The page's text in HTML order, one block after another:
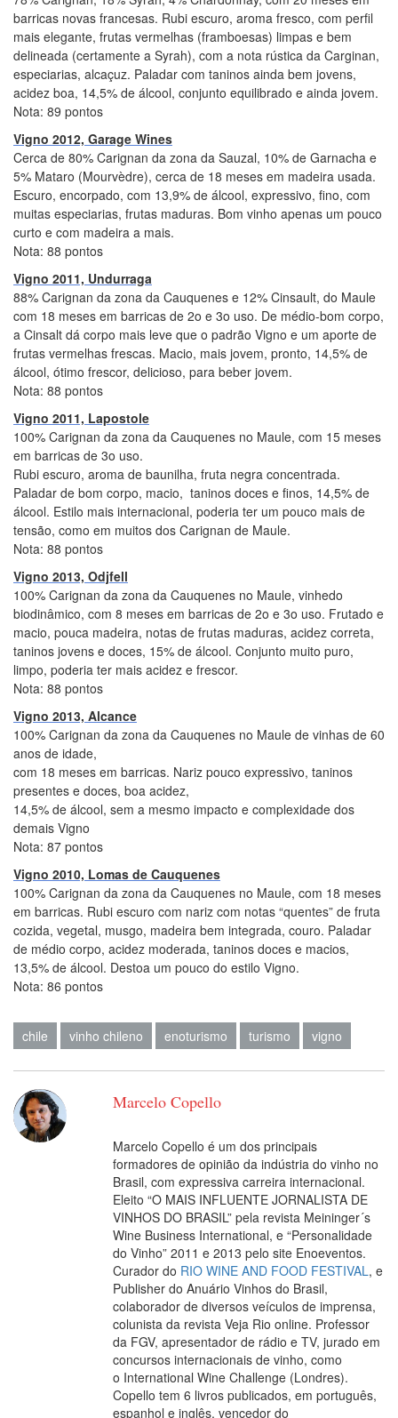
barricas novas francesas. Rubi escuro, aroma fresco, com perfil
mais elegante, frutas vermelhas (framboesas) limpas e bem
delineada (certamente a Syrah), com a nota rústica da Carginan,
especiarias, alcaçuz. Paladar com taninos ainda bem jovens,
acidez boa, 14,5% de álcool, conjunto equilibrado e ainda jovem.
Nota: 89 pontos
Vigno 2012, Garage Wines
Cerca de 80% Carignan da zona da Sauzal, 10% de Garnacha e
5% Mataro (Mourvèdre), cerca de 18 meses em madeira usada.
Escuro, encorpado, com 13,9% de álcool, expressivo, fino, com
muitas especiarias, frutas maduras. Bom vinho apenas um pouco
curto e com madeira a mais.
Nota: 88 pontos
Vigno 2011, Undurraga
88% Carignan da zona da Cauquenes e 12% Cinsault, do Maule
com 18 meses em barricas de 2o e 3o uso. De médio-bom corpo,
a Cinsalt dá corpo mais leve que o padrão Vigno e um aporte de
frutas vermelhas frescas. Macio, mais jovem, pronto, 14,5% de
álcool, ótimo frescor, delicioso, para beber jovem.
Nota: 88 pontos
Vigno 2011, Lapostole
100% Carignan da zona da Cauquenes no Maule, com 15 meses
em barricas de 3o uso.
Rubi escuro, aroma de baunilha, fruta negra concentrada.
Paladar de bom corpo, macio, taninos doces e finos, 14,5% de
álcool. Estilo mais internacional, poderia ter um pouco mais de
tensão, como em muitos dos Carignan de Maule.
Nota: 88 pontos
Vigno 2013, Odjfell
100% Carignan da zona da Cauquenes no Maule, vinhedo
biodinâmico, com 8 meses em barricas de 2o e 3o uso. Frutado e
macio, pouca madeira, notas de frutas maduras, acidez correta,
taninos jovens e doces, 15% de álcool. Conjunto muito puro,
limpo, poderia ter mais acidez e frescor.
Nota: 88 pontos
Vigno 2013, Alcance
100% Carignan da zona da Cauquenes no Maule de vinhas de 60
anos de idade,
com 18 meses em barricas. Nariz pouco expressivo, taninos
presentes e doces, boa acidez,
14,5% de álcool, sem a mesmo impacto e complexidade dos
demais Vigno
Nota: 87 pontos
Vigno 2010, Lomas de Cauquenes
100% Carignan da zona da Cauquenes no Maule, com 18 meses
em barricas. Rubi escuro com nariz com notas “quentes” de fruta
cozida, vegetal, musgo, madeira bem integrada, couro. Paladar
de médio corpo, acidez moderada, taninos doces e macios,
13,5% de álcool. Destoa um pouco do estilo Vigno.
Nota: 86 pontos
chile vinho chileno enoturismo turismo vigno
Marcelo Copello
Marcelo Copello é um dos principais
formadores de opinião da indústria do vinho no
Brasil, com expressiva carreira internacional.
Eleito “O MAIS INFLUENTE JORNALISTA DE
VINHOS DO BRASIL” pela revista Meininger´s
Wine Business International, e “Personalidade
do Vinho” 2011 e 2013 pelo site Enoeventos.
Curador do RIO WINE AND FOOD FESTIVAL, e
Publisher do Anuário Vinhos do Brasil,
colaborador de diversos veículos de imprensa,
colunista da revista Veja Rio online. Professor
da FGV, apresentador de rádio e TV, jurado em
concursos internacionais de vinho, como
o International Wine Challenge (Londres).
Copello tem 6 livros publicados, em português,
espanhol e inglês, vencedor do